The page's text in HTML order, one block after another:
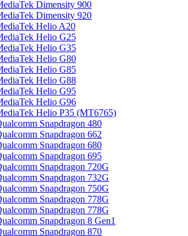
Dimensity 900
Dimensity 920
Helio A20
Helio G25
Helio G35
Helio G80
Helio G85
Helio G88
Helio G95
Helio G96
Helio P35 (MT6765)
Snapdragon 480
Snapdragon 662
Snapdragon 680
Snapdragon 695
Snapdragon 720G
Snapdragon 732G
Snapdragon 750G
Snapdragon 778G
Snapdragon 778G
Snapdragon 8 Gen1
Snapdragon 870